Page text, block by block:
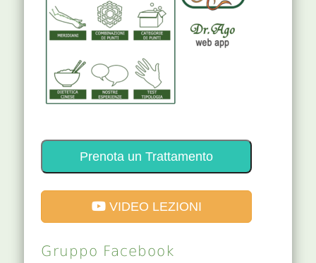
Prenota un Trattamento
VIDEO LEZIONI
Gruppo Facebook